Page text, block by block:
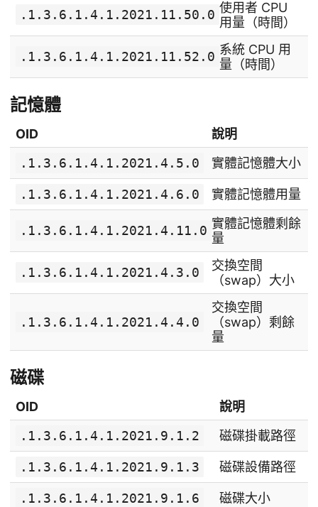
.1.3.6.1.4.1.2021.11.50.0 使用者 CPU
用量（時間）
.1.3.6.1.4.1.2021.11.52.0 系統 CPU 用
量（時間）
記憶體
OID
說明
.1.3.6.1.4.1.2021.4.5.0
實體記憶體大小
.1.3.6.1.4.1.2021.4.6.0 實體記憶體用量
.1.3.6.1.4.1.2021.4.11.0 實體記憶體剩餘
量
.1.3.6.1.4.1.2021.4.3.0
交換空間
（swap）大小
.1.3.6.1.4.1.2021.4.4.0
交換空間
（swap）剩餘
量
磁碟
OID
說明
.1.3.6.1.4.1.2021.9.1.2
磁碟掛載路徑
.1.3.6.1.4.1.2021.9.1.3 磁碟設備路徑
.1.3.6.1.4.1.2021.9.1.6 磁碟大小